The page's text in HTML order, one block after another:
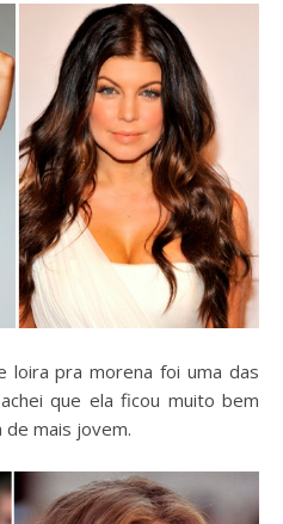
loira pra morena foi uma das
que ela ficou muito bem
de mais jovem.